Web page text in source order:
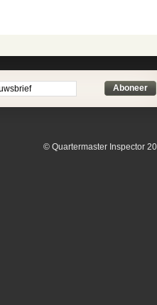
Aboneer
© Quartermaster Inspector